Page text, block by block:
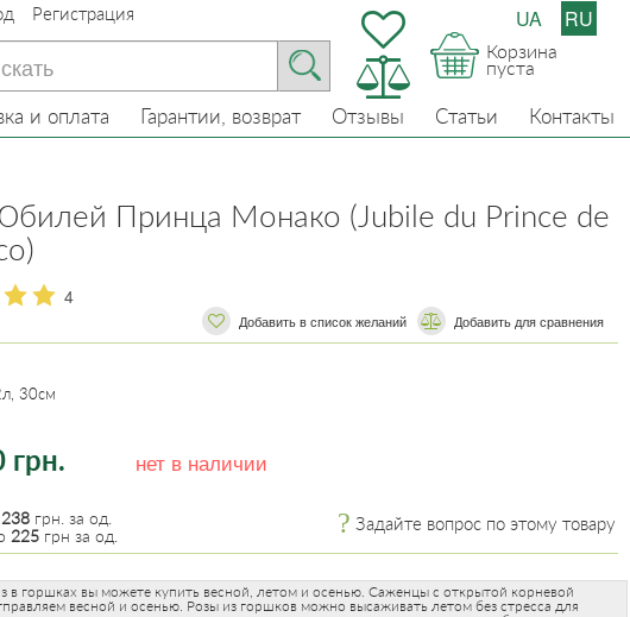
Регистрация
Корзина
пуста
UA RU
и оплата Гарантии, возврат Отзывы Статьи Контакты
Принца Монако (Jubile du Prince de
4
грн.
Добавить в список желаний ​​Добавить для сравнения
30см
нет в наличии
238 грн. за од.
225 грн за од.
Задайте вопрос по этому товару
в горшках вы можете купить весной, летом и осенью. Саженцы с открытой корневой
весной и осенью. Розы из горшков можно высаживать летом без стресса для